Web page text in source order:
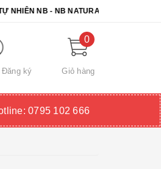
NB - NB NATURAL STONE. CHÚC QUÝ
Đăng ký
0
Giỏ hàng
0795 102 666